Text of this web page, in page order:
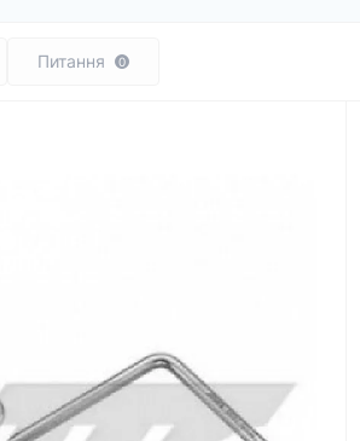
Питання 0